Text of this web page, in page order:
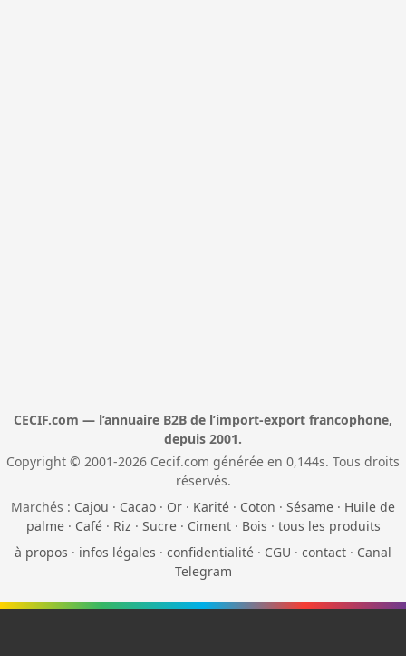
CECIF.com — l’annuaire B2B de l’import-export francophone,
depuis 2001.
Copyright © 2001-2026 Cecif.com générée en 0,144s. Tous droits
réservés.
Marchés : Cajou · Cacao · Or · Karité · Coton · Sésame · Huile de
palme· Café· Riz · Sucre· Ciment· Bois · tous les produits
à propos · infos légales · confidentialité · CGU · contact · Canal
Telegram